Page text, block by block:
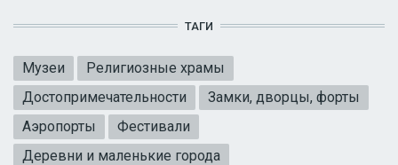
ТАГИ
Музеи
Религиозные храмы
Достопримечательности
Замки, дворцы, форты
Аэропорты
Фестивали
Деревни и маленькие города